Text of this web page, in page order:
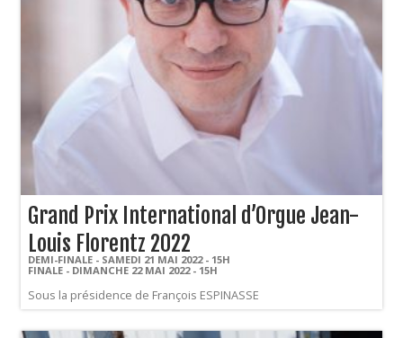
Grand Prix International d’Orgue Jean-
Louis Florentz 2022
DEMI-FINALE - SAMEDI 21 MAI 2022 - 15H
FINALE - DIMANCHE 22 MAI 2022 - 15H
Sous la présidence de François ESPINASSE